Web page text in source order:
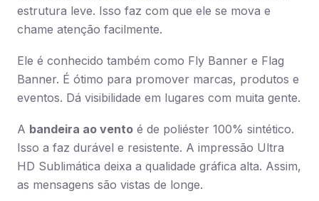
estrutura leve. Isso faz com que ele se mova e
chame atenção facilmente.
Ele é conhecido também como Fly Banner e Flag
Banner. É ótimo para promover marcas, produtos e
eventos. Dá visibilidade em lugares com muita gente.
A bandeira ao vento é de poliéster 100% sintético.
Isso a faz durável e resistente. A impressão Ultra
HD Sublimática deixa a qualidade gráfica alta. Assim,
as mensagens são vistas de longe.